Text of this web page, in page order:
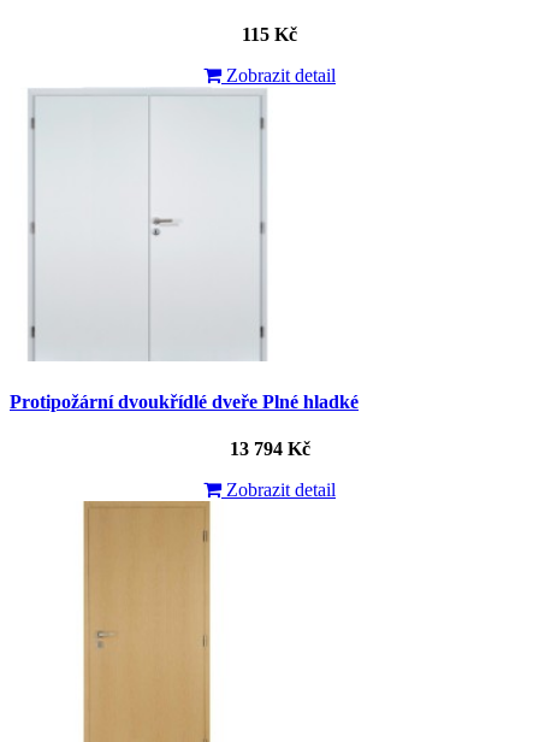
115 Kč
Zobrazit detail
Protipožární dvoukřídlé dveře Plné hladké
13 794 Kč
Zobrazit detail